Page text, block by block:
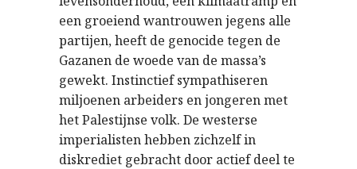
een groeiend wantrouwen jegens alle
partijen, heeft de genocide tegen de
Gazanen de woede van de massa’s
gewekt. Instinctief sympathiseren
miljoenen arbeiders en jongeren met
het Palestijnse volk. De westerse
imperialisten hebben zichzelf in
diskrediet gebracht door actief deel te